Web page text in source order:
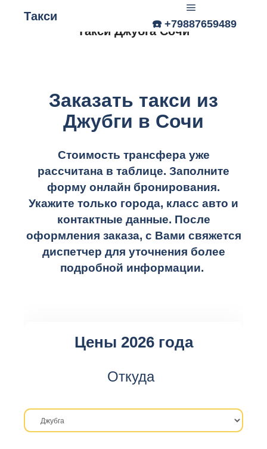
Такси
Главное меню
☎️ +79887659489
Такси Джубга Сочи
Заказать такси из
Джубги в Сочи
Стоимость трансфера уже
рассчитана в таблице. Заполните
форму онлайн бронирования.
Укажите только города, класс авто и
контактные данные. После
оформления заказа, с Вами свяжется
диспетчер для уточнения более
подробной информации.
Цены 2026 года
Откуда